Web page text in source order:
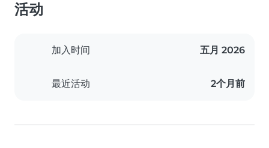
活动
加入时间 五月 2026
最近活动 2个月前